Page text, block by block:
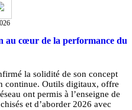
au cœur de la performance du
la solidité de son concept
continue. Outils digitaux, offre
ont permis à l’enseigne de
et d’aborder 2026 avec